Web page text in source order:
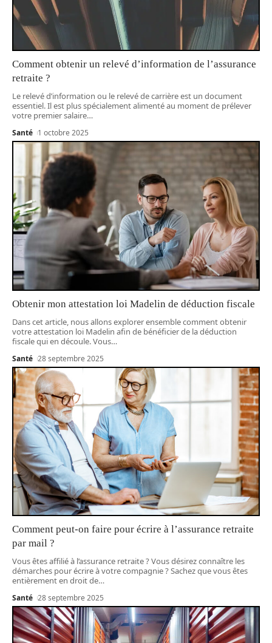
Comment obtenir un relevé d’information de l’assurance
retraite ?
Le relevé d’information ou le relevé de carrière est un document
essentiel. Il est plus spécialement alimenté au moment de prélever
votre premier salaire…
Santé 1 octobre 2025
Obtenir mon attestation loi Madelin de déduction fiscale
Dans cet article, nous allons explorer ensemble comment obtenir
votre attestation loi Madelin afin de bénéficier de la déduction
fiscale qui en découle. Vous…
Santé 28 septembre 2025
Comment peut-on faire pour écrire à l’assurance retraite
par mail ?
Vous êtes affilié à l’assurance retraite ? Vous désirez connaître les
démarches pour écrire à votre compagnie ? Sachez que vous êtes
entièrement en droit de…
Santé 28 septembre 2025